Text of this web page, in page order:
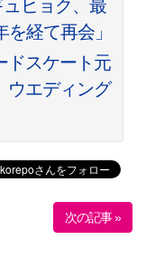
ヒョク、最
経て再会」
ドスケート元
ウエディング
次の記事 »